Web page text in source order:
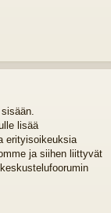
lisää
erityisoikeuksia
ja siihen liittyvät